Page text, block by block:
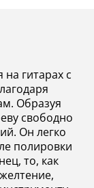
гитарах с
Образуя
свободно
Он легко
полировки
то, как